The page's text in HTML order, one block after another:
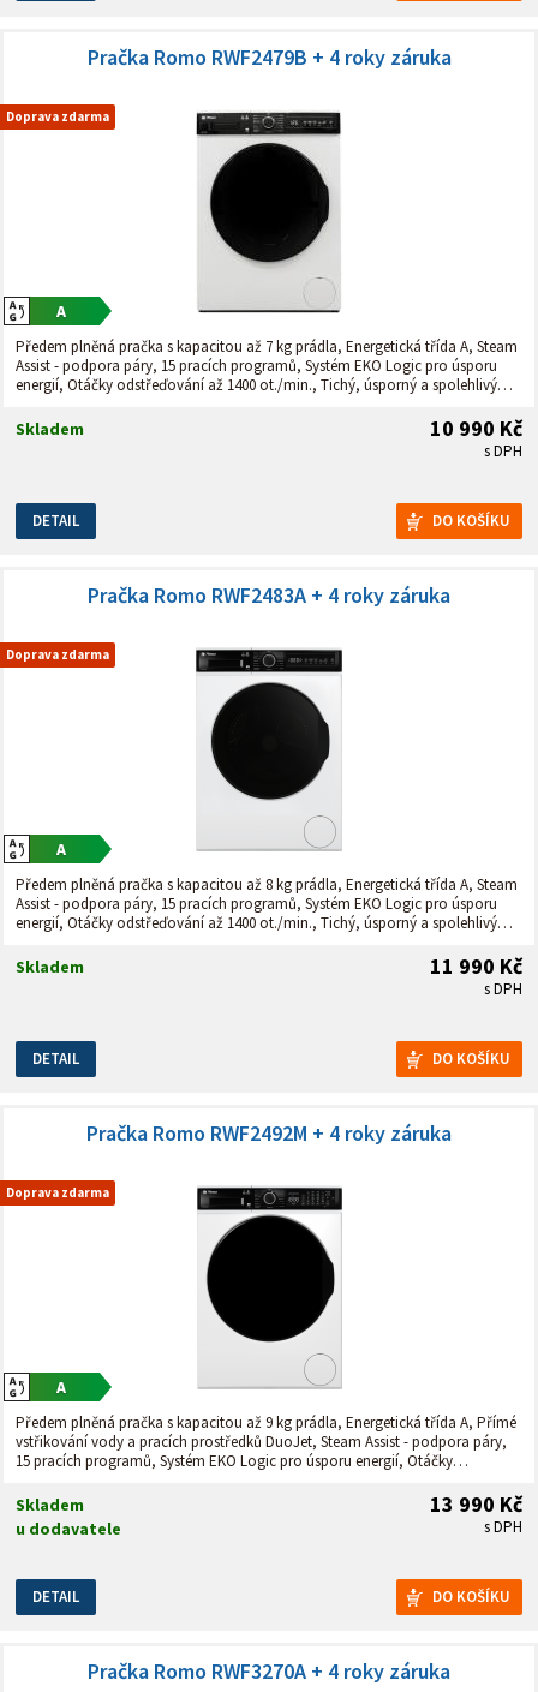
Doprava zdarma
Pračka Romo RWF2479B + 4 roky záruka
Předem plněná pračka s kapacitou až 7 kg prádla, Energetická třída A, Steam
Assist - podpora páry, 15 pracích programů, Systém EKO Logic pro úsporu
energií, Otáčky odstřeďování až 1400 ot./min., Tichý, úsporný a spolehlivý
češtině, Automatická detekce množství prádla-
10 990 Kč
s DPH
Skladem
DETAIL
Doprava zdarma
Pračka Romo RWF2483A + 4 roky záruka
Předem plněná pračka s kapacitou až 8 kg prádla, Energetická třída A, Steam
Assist - podpora páry, 15 pracích programů, Systém EKO Logic pro úsporu
energií, Otáčky odstřeďování až 1400 ot./min., Tichý, úsporný a spolehlivý
češtině, Automatická detekce množství prádla
11 990 Kč
s DPH
Skladem
DETAIL
Doprava zdarma
Pračka Romo RWF2492M + 4 roky záruka
Předem plněná pračka s kapacitou až 9 kg prádla, Energetická třída A, Přímé
vstřikování vody a pracích prostředků DuoJet, Steam Assist - podpora páry,
15 pracích programů, Systém EKO Logic pro úsporu energií, Otáčky
motor, Bíle podsvícený digitální displej, ovládací panel v češtině, Automatická
detekce množství prádla
13 990 Kč
s DPH
Skladem
u dodavatele
DETAIL
Pračka Romo RWF3270A + 4 roky záruka